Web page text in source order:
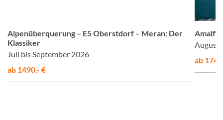
Alpenüberquerung – E5 Oberstdorf – Meran: Der
Klassiker
Juli bis September 2026
ab 1490,- €
Amalfis
August
ab